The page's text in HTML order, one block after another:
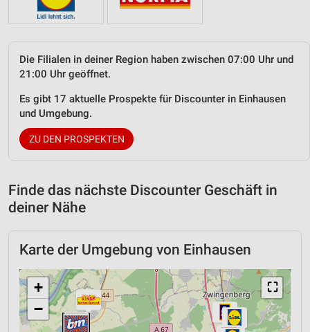
Die Filialen in deiner Region haben zwischen 07:00 Uhr und
21:00 Uhr geöffnet.
Es gibt 17 aktuelle Prospekte für Discounter in Einhausen
und Umgebung.
ZU DEN PROSPEKTEN
Finde das nächste Discounter Geschäft in
deiner Nähe
Karte der Umgebung von Einhausen
⛶
+
−